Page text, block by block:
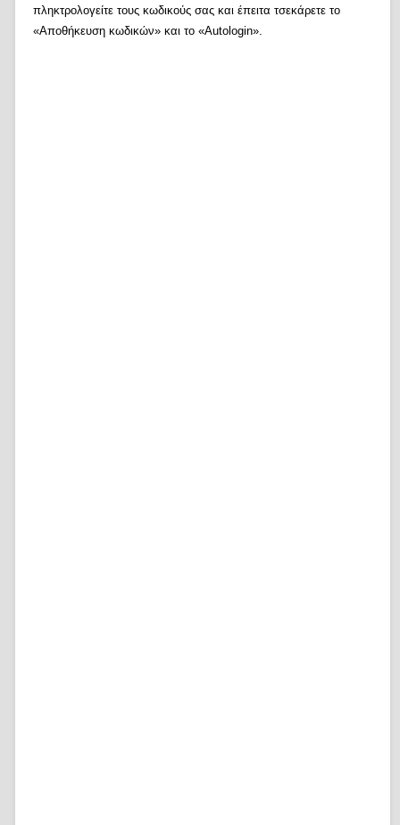
πληκτρολογείτε τους κωδικούς σας και έπειτα τσεκάρετε το
«Αποθήκευση κωδικών» και το «Autologin».